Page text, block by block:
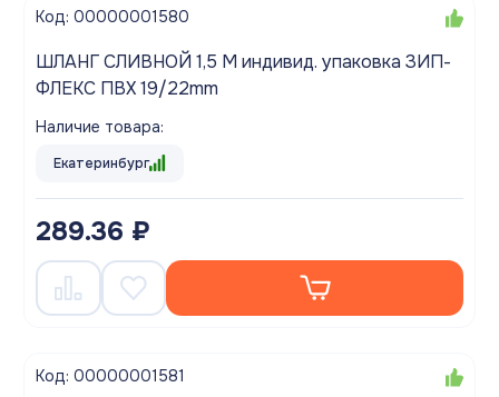
Код: 00000001580
ШЛАНГ СЛИВНОЙ 1,5 М индивид. упаковка ЗИП-
ФЛЕКС ПВХ 19/22mm
Наличие товара:
Екатеринбург
289.36 ₽
Код: 00000001581